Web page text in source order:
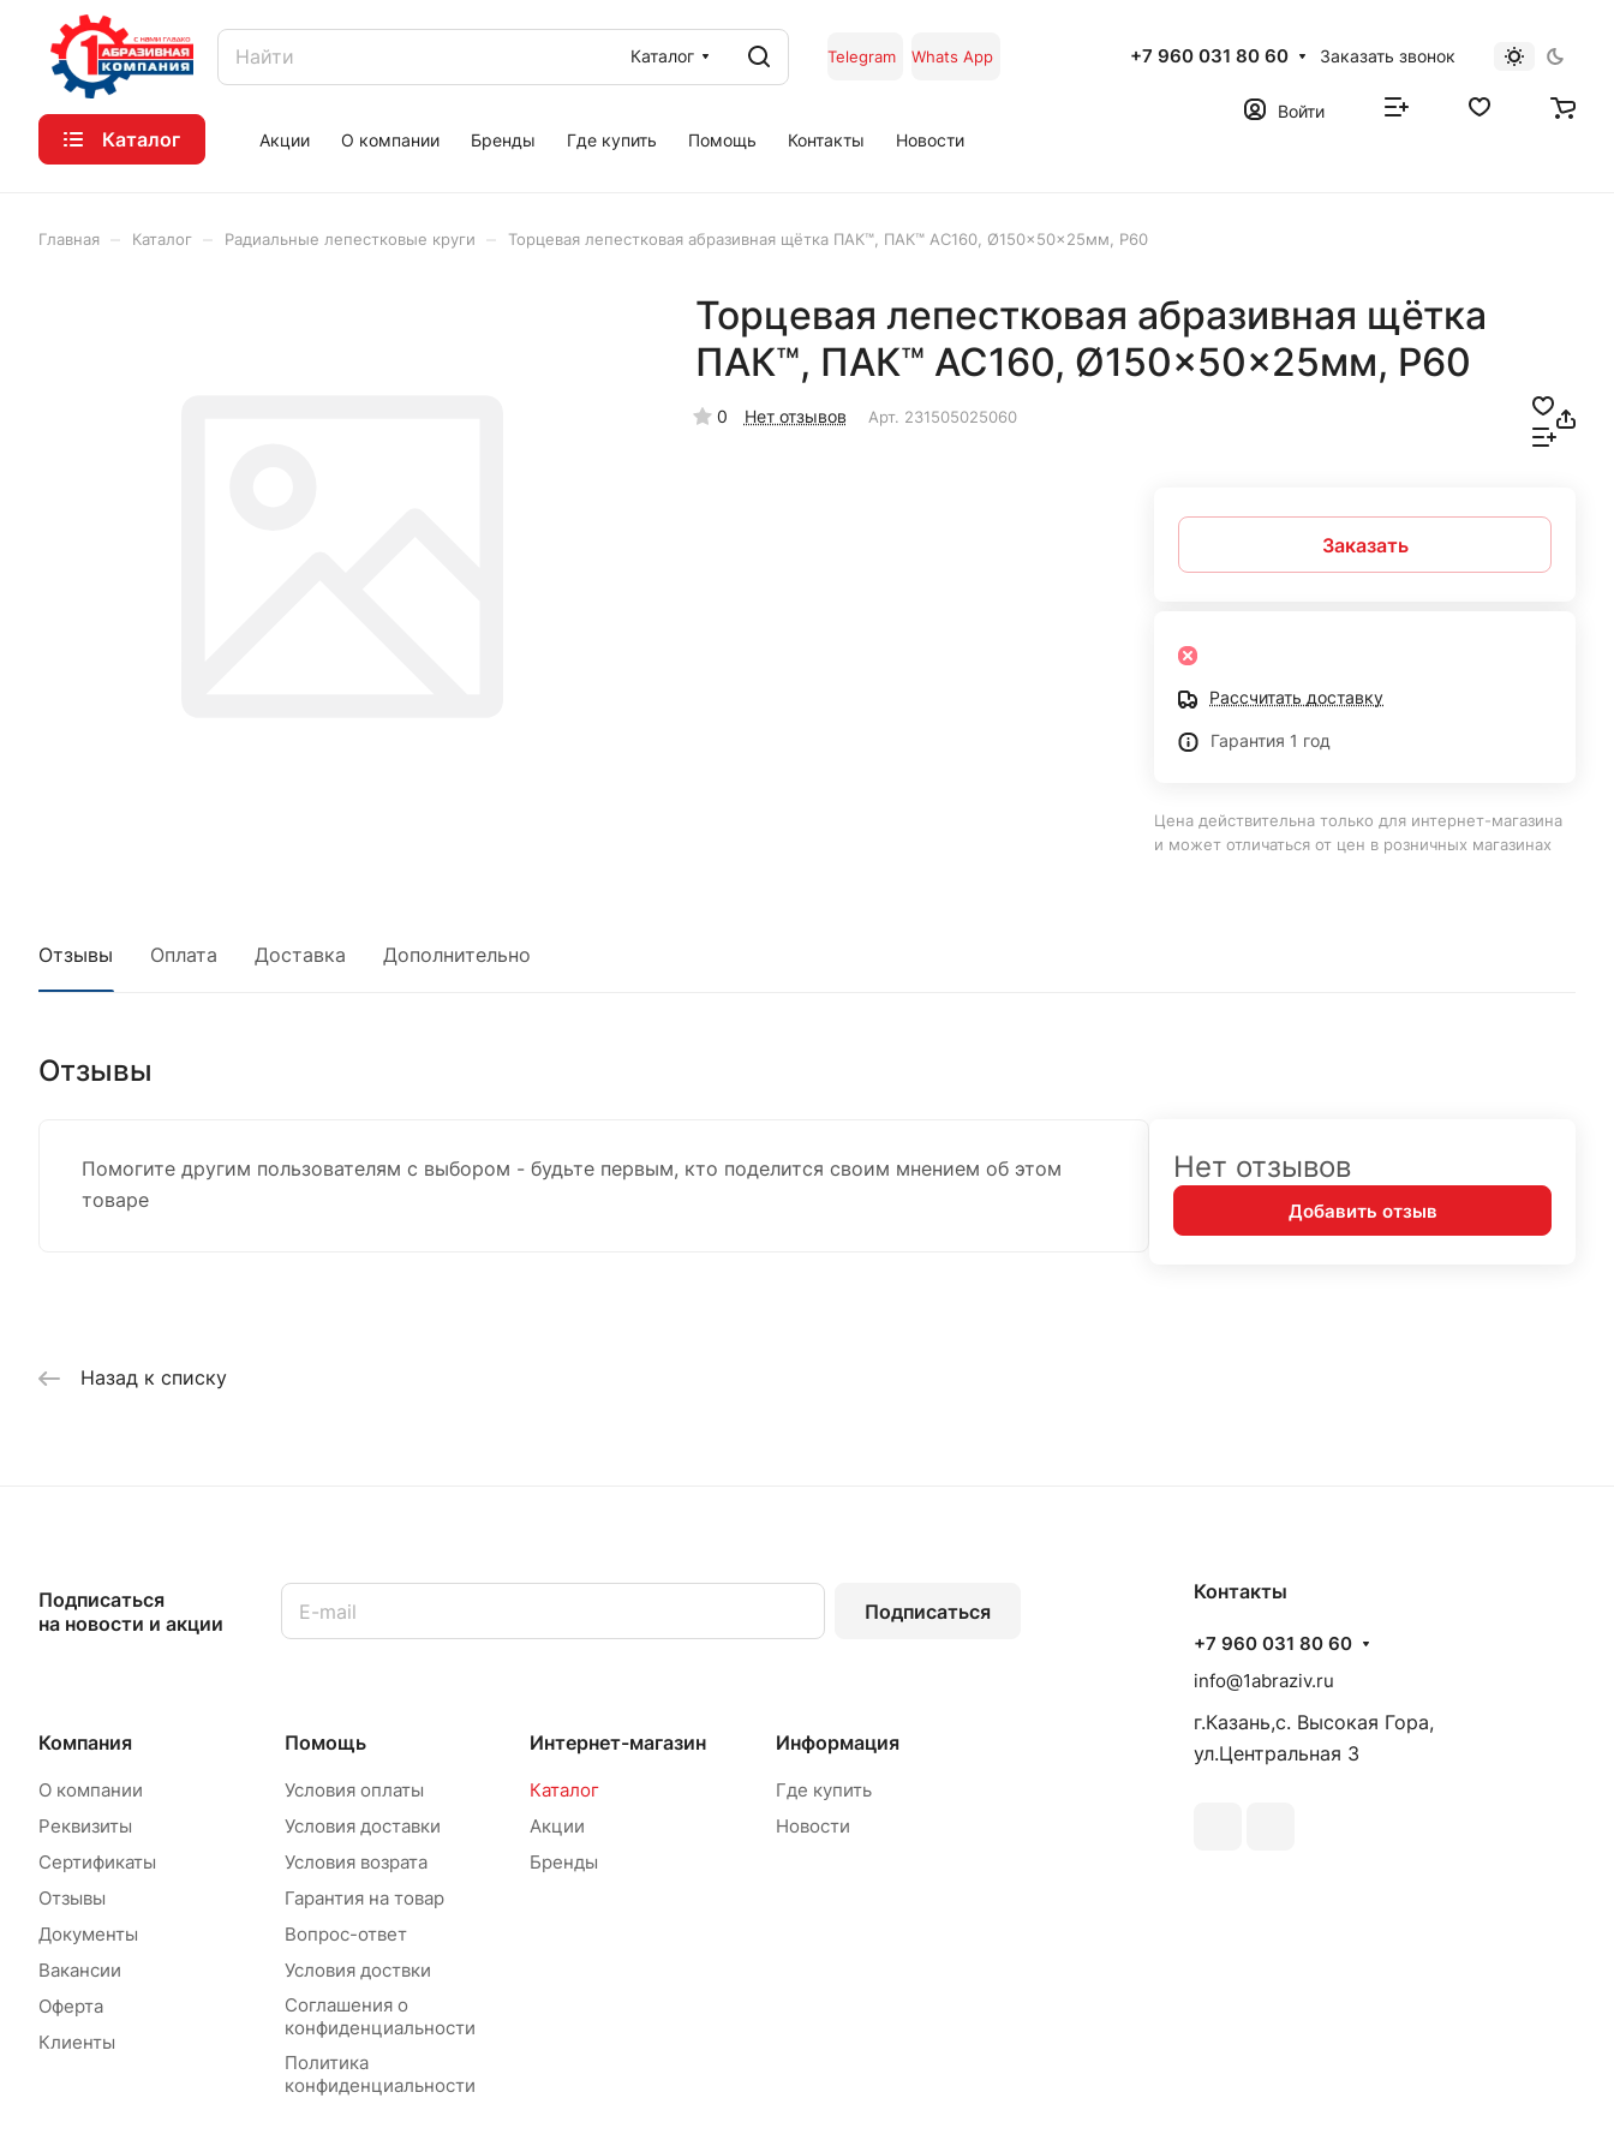
Каталог Telegram Whats App +7 960 031 80 60 Заказать звонок
Каталог Акции О компании Бренды Где купить Помощь Контакты Новости
Войти
Главная Каталог Радиальные лепестковые круги Торцевая лепестковая абразивная щётка ПАК™, ПАК™ AC160, Ø150x50x25мм, Р60
Торцевая лепестковая абразивная щётка
ПАК™, ПАК™ AC160, Ø150x50x25мм, Р60
0 Нет отзывов Арт. 231505025060
Заказать
Рассчитать доставку
Гарантия 1 год
Цена действительна только для интернет-магазина
и может отличаться от цен в розничных магазинах
Отзывы Оплата Доставка Дополнительно
Отзывы
Помогите другим пользователям с выбором - будьте первым, кто поделится своим мнением об этом
товаре
Нет отзывов
Добавить отзыв
Назад к списку
Подписаться
на новости и акции
Подписаться
Компания
О компании
Реквизиты
Сертификаты
Отзывы
Документы
Вакансии
Оферта
Клиенты
Помощь
Условия оплаты
Условия доставки
Условия возрата
Гарантия на товар
Вопрос-ответ
Условия доствки
Соглашения о
конфиденциальности
Политика
конфиденциальности
Интернет-магазин
Каталог
Акции
Бренды
Информация
Где купить
Новости
Контакты
+7 960 031 80 60
info@1abraziv.ru
г.Казань,с. Высокая Гора,
ул.Центральная 3